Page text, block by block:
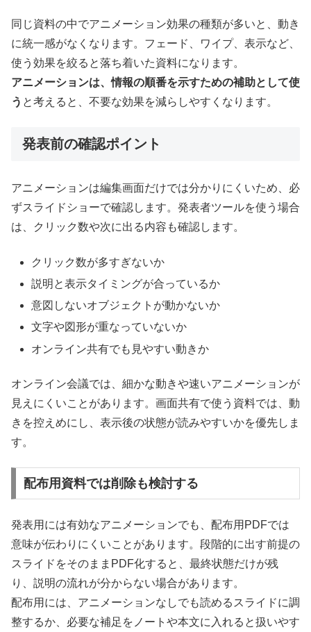
同じ資料の中でアニメーション効果の種類が多いと、動き
に統一感がなくなります。フェード、ワイプ、表示など、
使う効果を絞ると落ち着いた資料になります。
アニメーションは、情報の順番を示すための補助として使
う と考えると、不要な効果を減らしやすくなります。
発表前の確認ポイント
アニメーションは編集画面だけでは分かりにくいため、必
ずスライドショーで確認します。発表者ツールを使う場合
は、クリック数や次に出る内容も確認します。
クリック数が多すぎないか
説明と表示タイミングが合っているか
意図しないオブジェクトが動かないか
文字や図形が重なっていないか
オンライン共有でも見やすい動きか
オンライン会議では、細かな動きや速いアニメーションが
見えにくいことがあります。画面共有で使う資料では、動
きを控えめにし、表示後の状態が読みやすいかを優先しま
す。
配布用資料では削除も検討する
発表用には有効なアニメーションでも、配布用PDFでは
意味が伝わりにくいことがあります。段階的に出す前提の
スライドをそのままPDF化すると、最終状態だけが残
り、説明の流れが分からない場合があります。
配布用には、アニメーションなしでも読めるスライドに調
整するか、必要な補足をノートや本文に入れると扱いやす